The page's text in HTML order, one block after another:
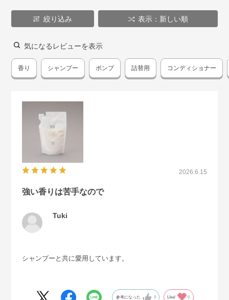
絞り込み 表示：新しい順
気になるレビューを表示
香り シャンプー ポンプ 詰替用 コンディショナー
2026.6.15
強い香りは苦手なので
Tuki
シャンプーと共に愛用しています。
参考になった 0 Like! 0